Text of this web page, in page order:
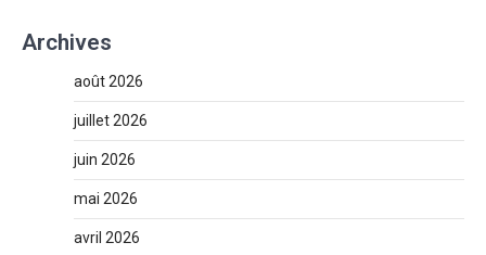
Archives
août 2026
juillet 2026
juin 2026
mai 2026
avril 2026